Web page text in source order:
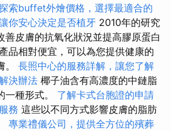
索buffet外燴價格，選擇最適合的
你安心決定是否植牙 2010年的研究
善皮膚的抗氧化狀況並提高膠原蛋白
品相對便宜，可以為您提供健康的
。 長照中心的服務詳解，讓您了解
決辦法 椰子油含有高濃度的中鏈脂
一種形式。 了解卡式台胞證的申請
務 這些以不同方式影響皮膚的脂肪
專業禮儀公司，提供全方位的殯葬